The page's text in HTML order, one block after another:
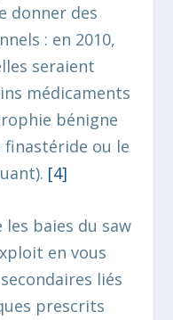
donner des
: en 2010,
seraient
médicaments
bénigne
ou le
[4]
les baies du saw
en vous
liés
prescrits